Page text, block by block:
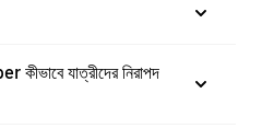
যাত্রীদের নিরাপদ